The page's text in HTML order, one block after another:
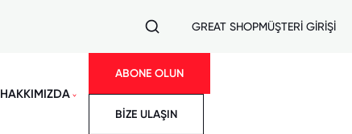
GREAT SHOPMÜŞTERİ GİRİŞİ
HAKKIMIZDA
ABONE OLUN
BİZE ULAŞIN